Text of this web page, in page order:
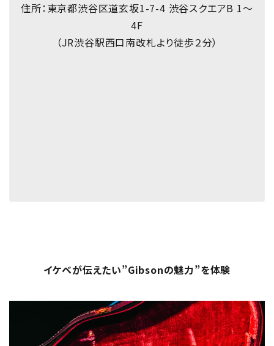
住所：東京都渋谷区道玄坂1-7-4 渋谷スクエアB​ 1～
4F
（JR渋谷駅西口南改札より徒歩２分）
イケベが伝えたい”Gibsonの魅力”を体験